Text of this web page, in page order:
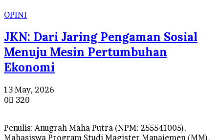
OPINI
JKN: Dari Jaring Pengaman Sosial
Menuju Mesin Pertumbuhan
Ekonomi
13 May, 2026
0
320
Penulis: Anugrah Maha Putra (NPM: 255541005).
Mahasiswa Program Studi Magister Manajemen (MM),